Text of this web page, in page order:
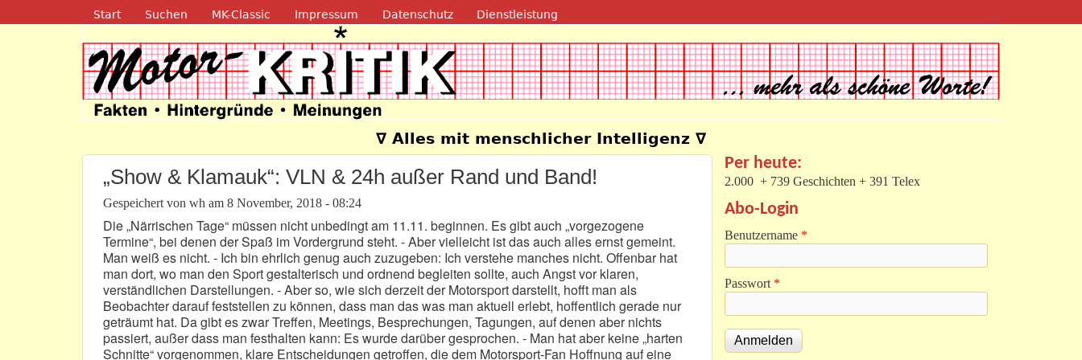
Direkt zum Inhalt
Navigation
Start Suchen MK-Classic Impressum Datenschutz Dienstleistung
Motor-Kritik.de∇ Alles mit menschlicher Intelligenz ∇
„Show & Klamauk“: VLN & 24h außer Rand und Band!
Gespeichert von wh am 8 November, 2018 - 08:24
Die „Närrischen Tage“ müssen nicht unbedingt am 11.11. beginnen. Es gibt auch „vorgezogene
Termine“, bei denen der Spaß im Vordergrund steht. - Aber vielleicht ist das auch alles ernst gemeint.
Man weiß es nicht. - Ich bin ehrlich genug auch zuzugeben: Ich verstehe manches nicht. Offenbar hat
man dort, wo man den Sport gestalterisch und ordnend begleiten sollte, auch Angst vor klaren,
verständlichen Darstellungen. - Aber so, wie sich derzeit der Motorsport darstellt, hofft man als
Beobachter darauf feststellen zu können, dass man das was man aktuell erlebt, hoffentlich gerade nur
geträumt hat. Da gibt es zwar Treffen, Meetings, Besprechungen, Tagungen, auf denen aber nichts
passiert, außer dass man festhalten kann: Es wurde darüber gesprochen. - Man hat aber keine „harten
Schnitte“ vorgenommen, klare Entscheidungen getroffen, die dem Motorsport-Fan Hoffnung auf eine
Per heute:
2.000 + 739 Geschichten + 391 Telex
Abo-Login
Benutzername *
Passwort *